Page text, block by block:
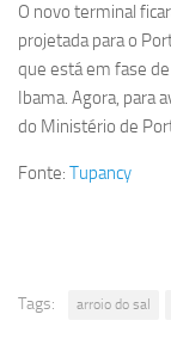
O novo terminal
projetada para o
que está em fase
Ibama. Agora, para
do Ministério de
Fonte: Tupancy
Tags: arroio do sal